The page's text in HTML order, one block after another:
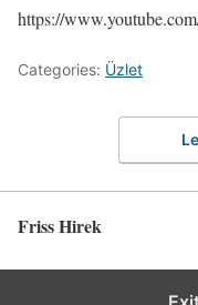
https://
Categories: Üzlet
Friss Hirek